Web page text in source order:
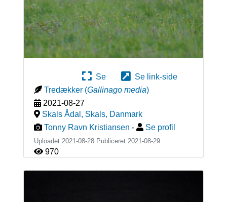
Se
Se link-side
Tredækker (Gallinago media)
2021-08-27
Skals Ådal, Skals, Danmark
Tonny Ravn Kristiansen - Se profil
Uploadet 2021-08-28 Publiceret 2021-08-29
970